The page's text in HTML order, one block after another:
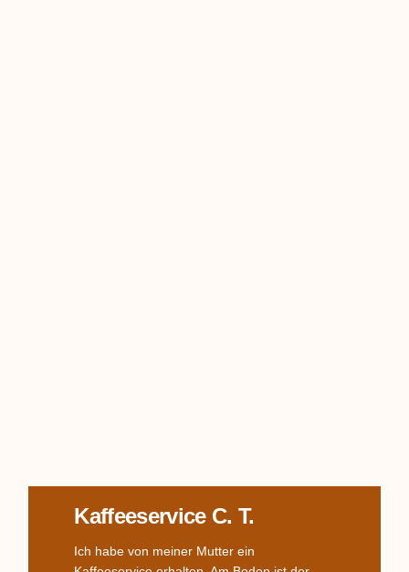
Kaffeeservice C. T.
Ich habe von meiner Mutter ein